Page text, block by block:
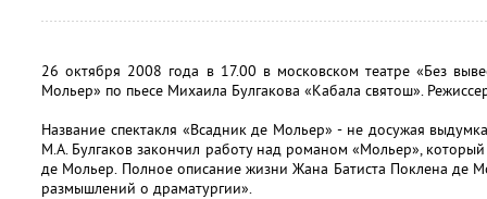
26 октября 2008 года в 17.00 в московском театре «Без
Мольер» по пьесе Михаила Булгакова «Кабала святош».
Название спектакля «Всадник де Мольер» - не досужая
М.А. Булгаков закончил работу над романом «Мольер»,
де Мольер. Полное описание жизни Жана Батиста Поклена де
размышлений о драматургии».